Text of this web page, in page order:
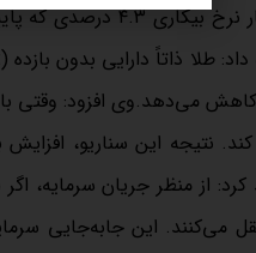
محمد شعبانی، کارشناس
می‌دهد.وی افزود: وقتی
نتیجه این سناریو،
از منظر جریان سرمایه، اگر
می‌کنند. این جابه‌جایی